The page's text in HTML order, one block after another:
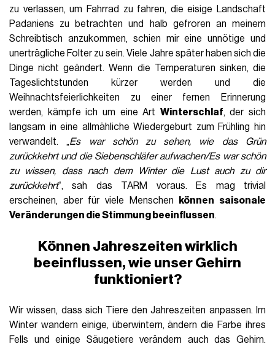
zu verlassen, um Fahrrad zu fahren, die eisige Landschaft
Padaniens zu betrachten und halb gefroren an meinem
Schreibtisch anzukommen, schien mir eine unnötige und
unerträgliche Folter zu sein. Viele Jahre später haben sich die
Dinge nicht geändert. Wenn die Temperaturen sinken, die
Tageslichtstunden kürzer werden und die
Weihnachtsfeierlichkeiten zu einer fernen Erinnerung
werden, kämpfe ich um eine Art Winterschlaf, der sich
langsam in eine allmähliche Wiedergeburt zum Frühling hin
verwandelt. „Es war schön zu sehen, wie das Grün
zurückkehrt und die Siebenschläfer aufwachen/Es war schön
zu wissen, dass nach dem Winter die Lust auch zu dir
zurückkehrt“, sah das TARM voraus. Es mag trivial
erscheinen, aber für viele Menschen
können saisonale
Veränderungen die Stimmung beeinflussen.
Können Jahreszeiten wirklich
beeinflussen, wie unser Gehirn
funktioniert?
Wir wissen, dass sich Tiere den Jahreszeiten anpassen. Im
Winter wandern einige, überwintern, ändern die Farbe ihres
Fells und einige Säugetiere verändern auch das Gehirn.